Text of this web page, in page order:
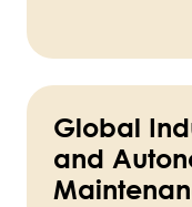
Global
and